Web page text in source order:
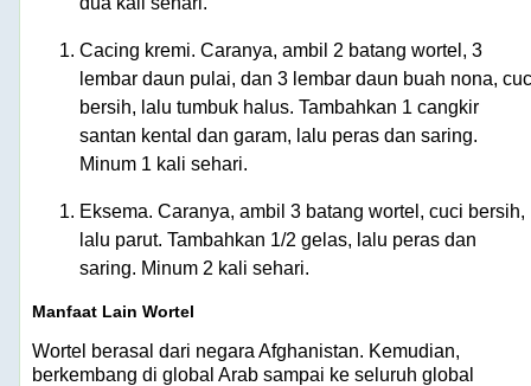
Cacing kremi. Caranya, ambil 2 batang wortel, 3
lembar daun pulai, dan 3 lembar daun buah nona,
bersih, lalu tumbuk halus. Tambahkan 1 cangkir
santan kental dan garam, lalu peras dan saring.
Minum 1 kali sehari.
Eksema. Caranya, ambil 3 batang wortel, cuci bersih,
lalu parut. Tambahkan 1/2 gelas, lalu peras dan
saring. Minum 2 kali sehari.
Manfaat Lain Wortel
Wortel berasal dari negara Afghanistan. Kemudian,
berkembang di global Arab sampai ke seluruh global